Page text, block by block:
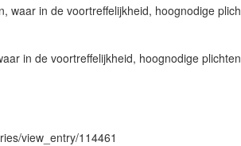
waar in de voortreffelijkheid, hoognodige
in de voortreffelijkheid, hoognodige
view_entry/114461